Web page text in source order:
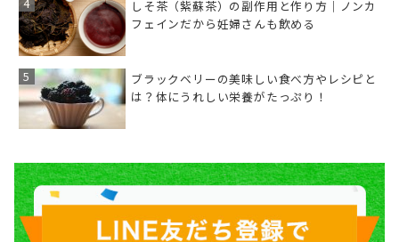
しそ茶（紫蘇茶）の副作用と作り方｜ノンカ
フェインだから妊婦さんも飲める
ブラックベリーの美味しい食べ方やレシピと
は？体にうれしい栄養がたっぷり！